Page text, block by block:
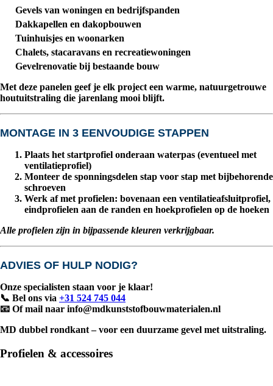
Gevels van woningen en bedrijfspanden
Dakkapellen en dakopbouwen
Tuinhuisjes en woonarken
Chalets, stacaravans en recreatiewoningen
Gevelrenovatie bij bestaande bouw
Met deze panelen geef je elk project een warme, natuurgetrouwe
houtuitstraling die jarenlang mooi blijft.
MONTAGE IN 3 EENVOUDIGE STAPPEN
Plaats het startprofiel onderaan waterpas (eventueel met
ventilatieprofiel)
Monteer de sponningsdelen stap voor stap met bijbehorende
schroeven
Werk af met profielen: bovenaan een ventilatieafsluitprofiel,
eindprofielen aan de randen en hoekprofielen op de hoeken
Alle profielen zijn in bijpassende kleuren verkrijgbaar.
ADVIES OF HULP NODIG?
Onze specialisten staan voor je klaar!
📞 Bel ons via +31 524 745 044
📧 Of mail naar info@mdkunststofbouwmaterialen.nl
MD dubbel rondkant– voor een duurzame gevel met uitstraling.
Profielen & accessoires